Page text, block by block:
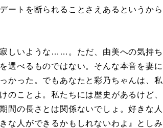
ートを断られることさえあるというから
しいような……。ただ、由美への気持ち
選べるものではない。そんな本音を妻に
かった。でもあなたと彩乃ちゃんは、私
のことよ。私たちには歴史があるけど、
間の長さとは関係ないでしょ。好きな人
な人ができるかもしれないわよ』としみ